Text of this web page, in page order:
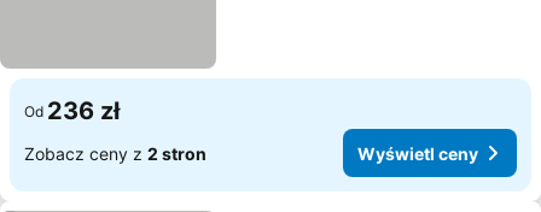
Od 236 zł
Zobacz ceny z 2 stron Wyświetl ceny